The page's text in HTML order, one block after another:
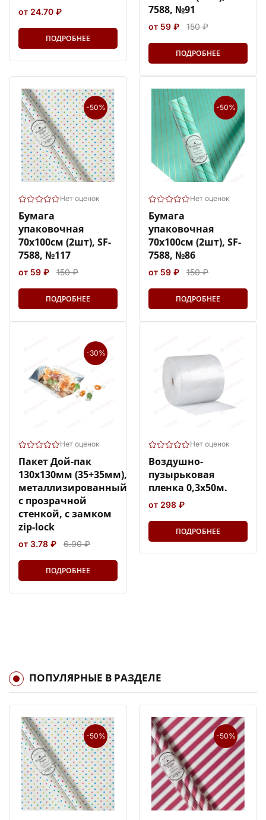
от 24.70 ₽
ПОДРОБНЕЕ
7588, №91
от 59 ₽ 150 ₽
ПОДРОБНЕЕ
-50%
Нет оценок
Бумага
упаковочная
70х100см (2шт), SF-
7588, №117
от 59 ₽ 150 ₽
ПОДРОБНЕЕ
-50%
Нет оценок
Бумага
упаковочная
70х100см (2шт), SF-
7588, №86
от 59 ₽ 150 ₽
ПОДРОБНЕЕ
-30%
Нет оценок
Пакет Дой-пак
130х130мм (35+35мм),
металлизированный
с прозрачной
стенкой, с замком
zip-lock
от 3.78 ₽ 6.90 ₽
ПОДРОБНЕЕ
Нет оценок
Воздушно-
пузырьковая
пленка 0,3х50м.
от 298 ₽
ПОДРОБНЕЕ
ПОПУЛЯРНЫЕ В РАЗДЕЛЕ
-50% -50%